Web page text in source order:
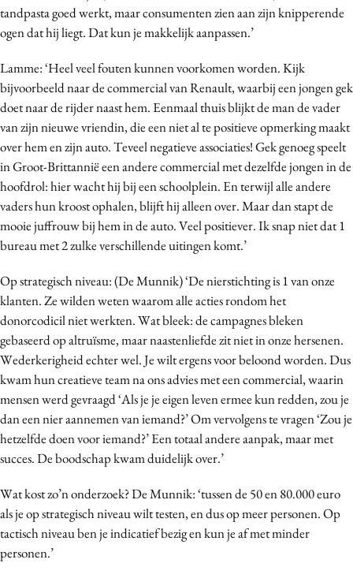
tandpasta goed werkt, maar consumenten zien aan zijn knipperende
ogen dat hij liegt. Dat kun je makkelijk aanpassen.’
Lamme: ‘Heel veel fouten kunnen voorkomen worden. Kijk
bijvoorbeeld naar de commercial van Renault, waarbij een jongen gek
doet naar de rijder naast hem. Eenmaal thuis blijkt de man de vader
van zijn nieuwe vriendin, die een niet al te positieve opmerking maakt
over hem en zijn auto. Teveel negatieve associaties! Gek genoeg speelt
in Groot-Brittannië een andere commercial met dezelfde jongen in de
hoofdrol: hier wacht hij bij een schoolplein. En terwijl alle andere
vaders hun kroost ophalen, blijft hij alleen over. Maar dan stapt de
mooie juffrouw bij hem in de auto. Veel positiever. Ik snap niet dat 1
bureau met 2 zulke verschillende uitingen komt.’
Op strategisch niveau: (De Munnik) ‘De nierstichting is 1 van onze
klanten. Ze wilden weten waarom alle acties rondom het
donorcodicil niet werkten. Wat bleek: de campagnes bleken
gebaseerd op altruïsme, maar naastenliefde zit niet in onze hersenen.
Wederkerigheid echter wel. Je wilt ergens voor beloond worden. Dus
kwam hun creatieve team na ons advies met een commercial, waarin
mensen werd gevraagd ‘Als je je eigen leven ermee kun redden, zou je
dan een nier aannemen van iemand?’ Om vervolgens te vragen ‘Zou je
hetzelfde doen voor iemand?’ Een totaal andere aanpak, maar met
succes. De boodschap kwam duidelijk over.’
Wat kost zo’n onderzoek? De Munnik: ‘tussen de 50 en 80.000 euro
als je op strategisch niveau wilt testen, en dus op meer personen. Op
tactisch niveau ben je indicatief bezig en kun je af met minder
personen.’